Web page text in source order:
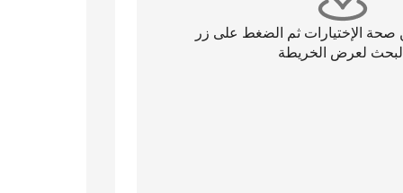
صحة الإختيارات ثم الضغط على زر
البحث لعرض الخريطة